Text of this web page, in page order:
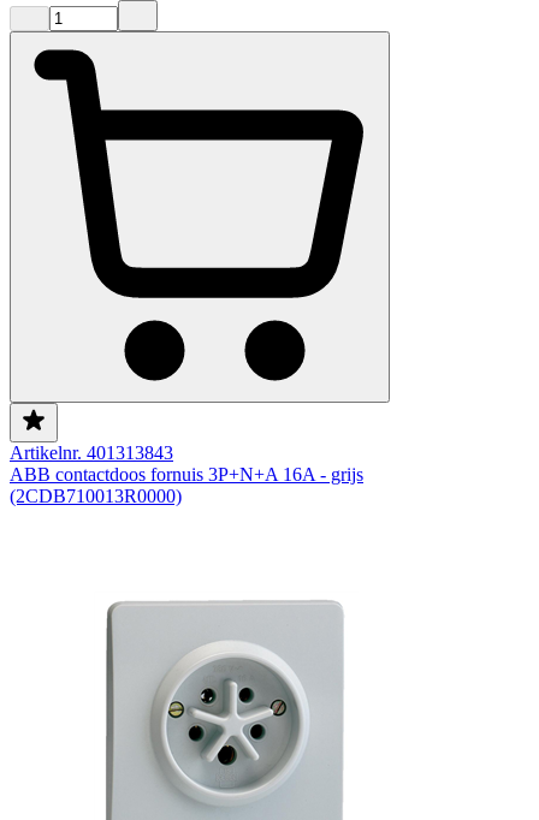
Artikelnr. 401313843
ABB contactdoos fornuis 3P+N+A 16A - grijs
(2CDB710013R0000)